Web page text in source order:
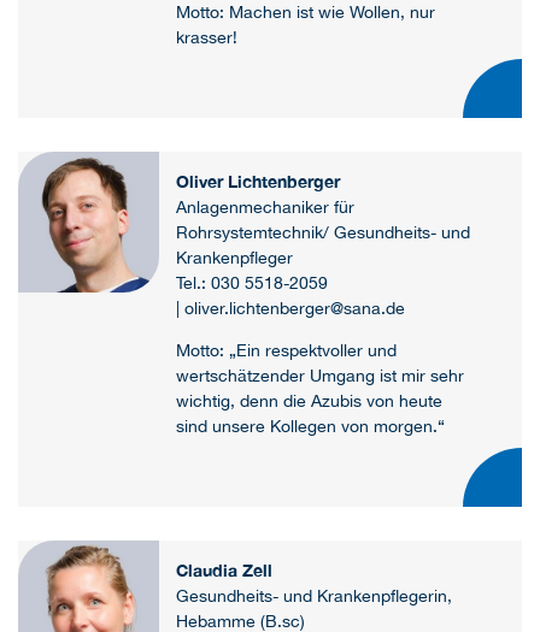
Motto: Machen ist wie Wollen, nur
krasser!
Oliver Lichtenberger
Anlagenmechaniker für
Rohrsystemtechnik/ Gesundheits- und
Krankenpfleger
Tel.: 030 5518-2059
| oliver.lichtenberger@sana.de
Motto: „Ein respektvoller und
wertschätzender Umgang ist mir sehr
wichtig, denn die Azubis von heute
sind unsere Kollegen von morgen.“
Claudia Zell
Gesundheits- und Krankenpflegerin,
Hebamme (B.sc)